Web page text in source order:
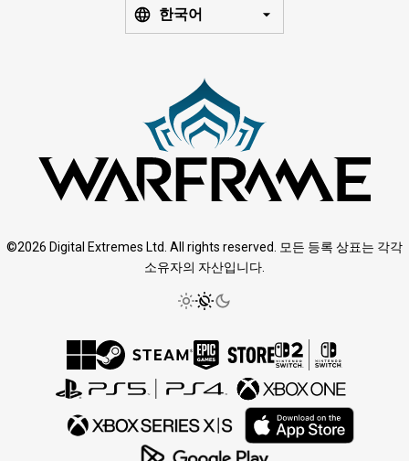
한국어
©2026 Digital Extremes Ltd. All rights reserved. 모든 등록 상표는 각각
소유자의 자산입니다.